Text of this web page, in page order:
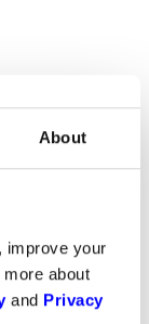
About
improve your
about
and Privacy